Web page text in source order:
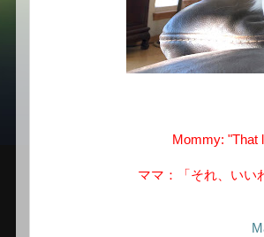
Mommy: "That
ママ：「それ、いい